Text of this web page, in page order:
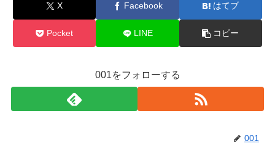
X Facebook はてブ
Pocket LINE コピー
001をフォローする
001